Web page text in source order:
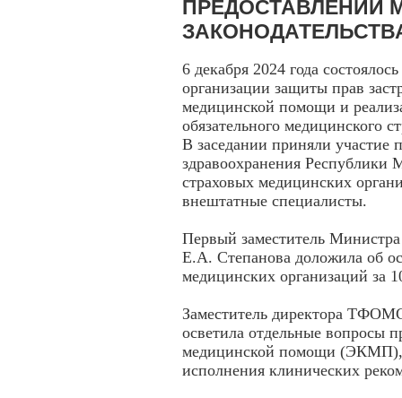
ПРЕДОСТАВЛЕНИИ
6 декабря 2024 года
организации защиты прав
медицинской помощи и
обязательного медицинского
В заседании приняли участие
здравоохранения
страховых медицинских
внештатные специалисты.
Первый заместитель
Е.А. Степанова доложила об
медицинских организаций за
Заместитель директора
осветила отдельные вопросы
медицинской помощи (ЭКМП),
исполнения клинических